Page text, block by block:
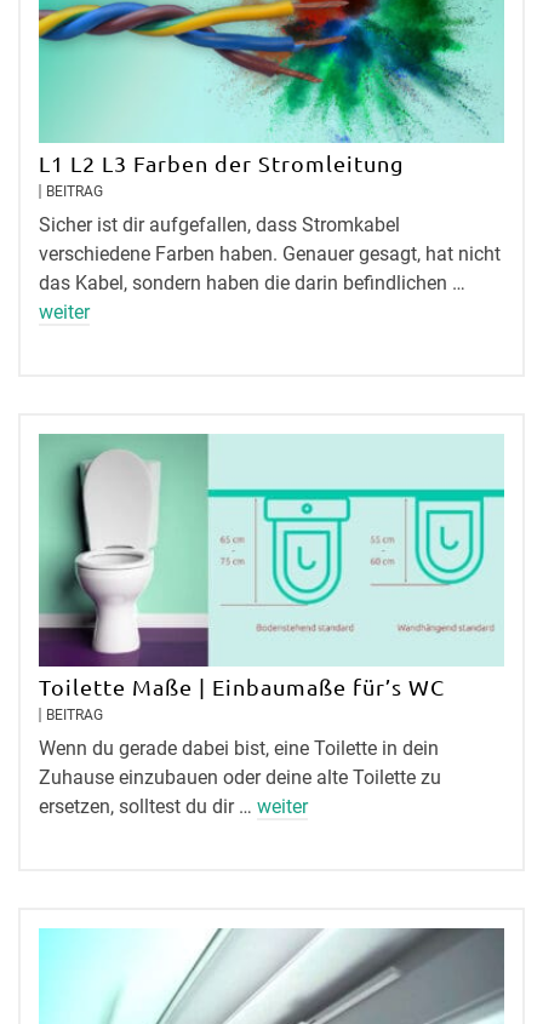
L1 L2 L3 Farben der Stromleitung
BEITRAG
Sicher ist dir aufgefallen, dass Stromkabel
verschiedene Farben haben. Genauer gesagt, hat nicht
das Kabel, sondern haben die darin befindlichen …
weiter
Toilette Maße | Einbaumaße für’s WC
BEITRAG
Wenn du gerade dabei bist, eine Toilette in dein
Zuhause einzubauen oder deine alte Toilette zu
ersetzen, solltest du dir … weiter